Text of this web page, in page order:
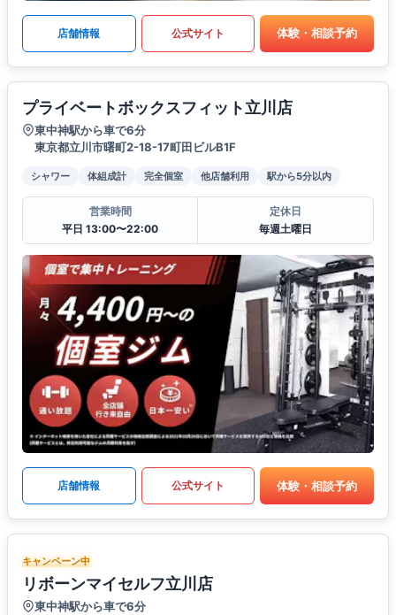
店舗情報 公式サイト 体験・相談予約
プライベートボックスフィット立川店
東中神駅から車で6分
東京都立川市曙町2-18-17町田ビルB1F
シャワー 体組成計 完全個室 他店舗利用 駅から5分以内
営業時間
平日 13:00〜22:00
定休日
毎週土曜日
店舗情報 公式サイト 体験・相談予約
キャンペーン中
リボーンマイセルフ立川店
東中神駅から車で6分